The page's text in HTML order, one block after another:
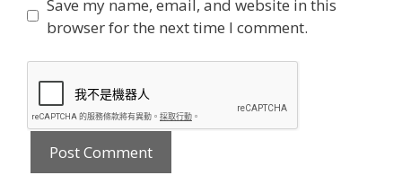
Save my name, email, and website in this
browser for the next time I comment.